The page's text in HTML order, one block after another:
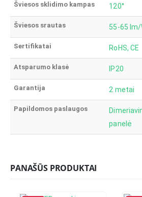
Šviesos sklidimo kampas 120°
Šviesos srautas 55-65 lm/
Sertifikatai RoHS, CE
Atsparumo klasė IP20
Garantija 2 metai
Papildomos paslaugos
panelė
PANAŠŪS PRODUKTAI